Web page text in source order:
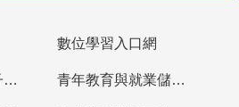
數位學習入口網
教育部統計處電子書櫃 青年教育與就業儲蓄帳戶